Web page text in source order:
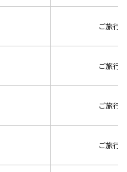
ご旅行
ご旅行
ご旅行
ご旅行